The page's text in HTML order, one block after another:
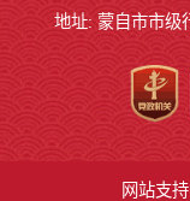
地址: 蒙自市市级
网站支